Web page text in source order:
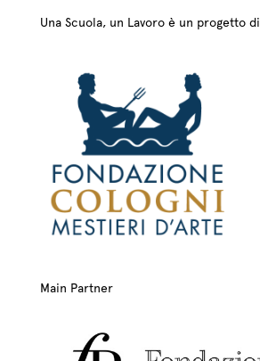
Una Scuola, un Lavoro è un progetto di
Main Partner